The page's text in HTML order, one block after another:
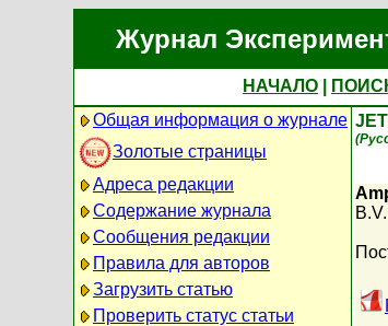
Журнал
НАЧАЛО
Общая информация о журнале
Золотые страницы
Адреса редакции
Содержание журнала
Сообщения редакции
Правила для авторов
Загрузить статью
Проверить статус статьи